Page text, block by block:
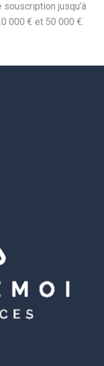
souscription jusqu’à
000 € et 50 000 €.